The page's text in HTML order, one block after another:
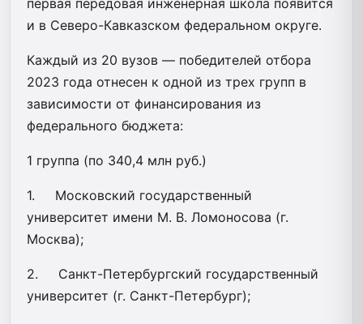
и в Северо-Кавказском федеральном округе.
Каждый из 20 вузов — победителей отбора
2023 года отнесен к одной из трех групп в
зависимости от финансирования из
федерального бюджета:
1 группа (по 340,4 млн руб.)
1. Московский государственный
университет имени М. В. Ломоносова (г.
Москва);
2. Санкт-Петербургский государственный
университет (г. Санкт-Петербург);